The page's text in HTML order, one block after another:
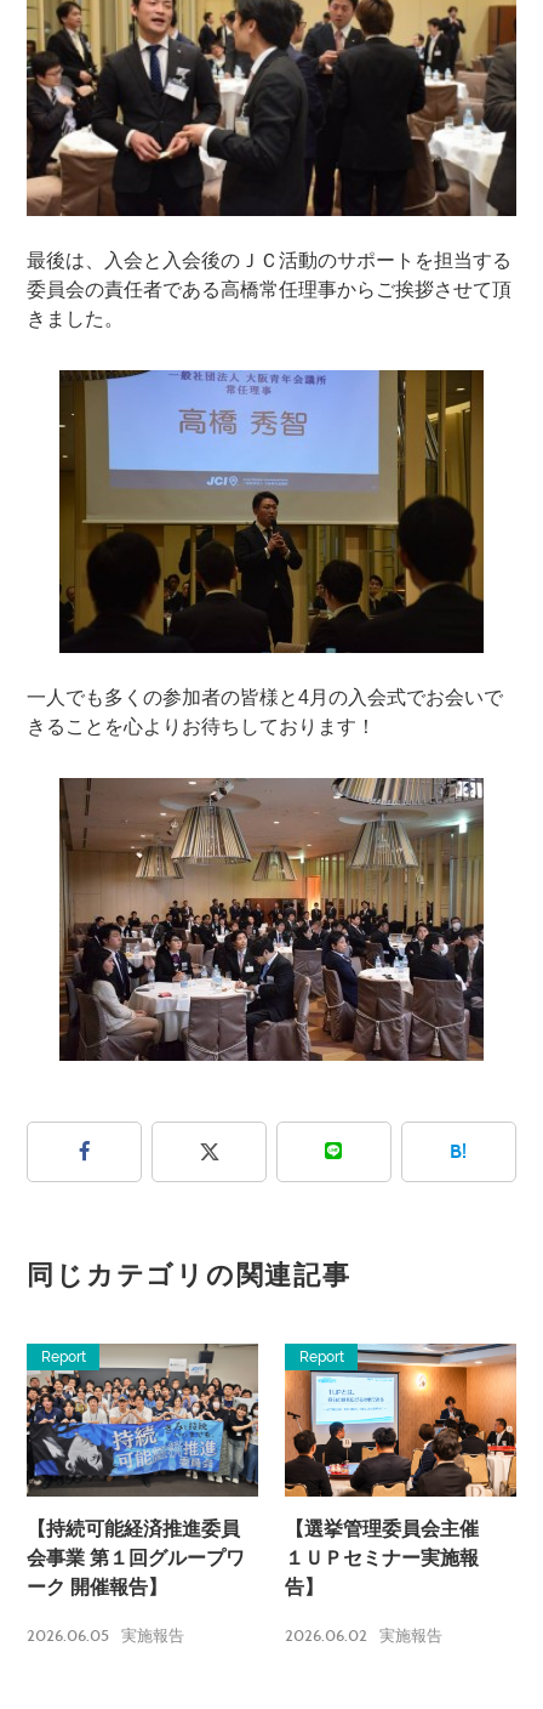
最後は、入会と入会後のＪＣ活動のサポートを担当する
委員会の責任者である高橋常任理事からご挨拶させて頂
きました。
一人でも多くの参加者の皆様と4月の入会式でお会いで
きることを心よりお待ちしております！
B!
同じカテゴリの関連記事
Report
【持続可能経済推進委員
会事業 第１回グループワ
ーク 開催報告】
2026.06.05 実施報告
Report
【選挙管理委員会主催
１ＵＰセミナー実施報
告】
2026.06.02 実施報告